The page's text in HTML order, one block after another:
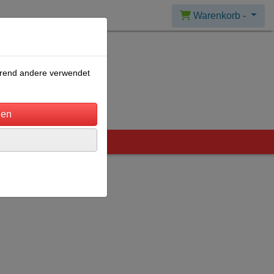
Warenkorb -
andere verwendet